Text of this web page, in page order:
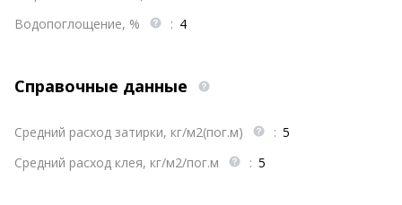
Водопоглощение, %
: 4
Справочные данные
Средний расход затирки, кг/м2(пог.м) : 5
Средний расход клея, кг/м2/пог.м
: 5